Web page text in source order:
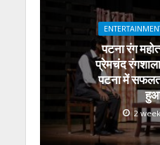
p
o
o
k
पटना रंग
प्रेमचंद
पटना में
2